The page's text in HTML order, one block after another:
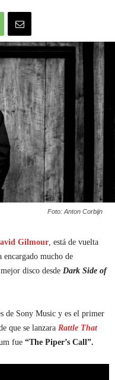
Foto: Anton Corbijn
Gilmour , está de vuelta
encargado mucho de
disco desde Dark Side of
de Sony Music y es el primer
que se lanzara Rattle That
fue “The Piper’s Call”.